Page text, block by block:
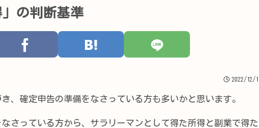
」の判断基準
2022/12/1
、確定申告の準備をなさっている方も多いかと思います。
さっている方から、サラリーマンとして得た所得と副業で得た